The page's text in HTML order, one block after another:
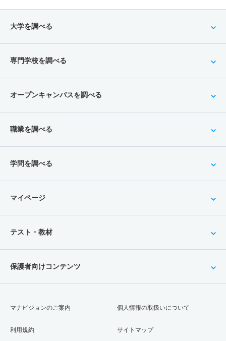
大学を調べる
専門学校を調べる
オープンキャンパスを調べる
職業を調べる
学問を調べる
マイページ
テスト・教材
保護者向けコンテンツ
マナビジョンのご案内
利用規約
個人情報の取扱いについて
サイトマップ